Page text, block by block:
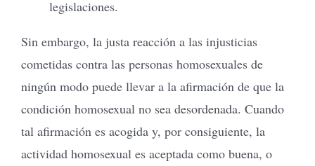
legislaciones.
Sin embargo, la justa reacción a las injusticias
cometidas contra las personas homosexuales de
ningún modo puede llevar a la afirmación de que la
condición homosexual no sea desordenada. Cuando
tal afirmación es acogida y, por consiguiente, la
actividad homosexual es aceptada como buena, o